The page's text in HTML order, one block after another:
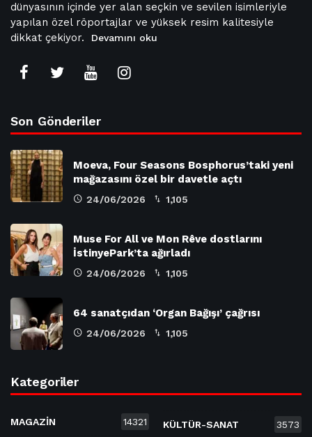
dünyasının içinde yer alan seçkin ve sevilen isimleriyle
yapılan özel röportajlar ve yüksek resim kalitesiyle
dikkat çekiyor.
Devamını oku
Son Gönderiler
Moeva, Four Seasons Bosphorus’taki yeni
mağazasını özel bir davetle açtı
24/06/2026 1,105
Muse For All ve Mon Rêve dostlarını
İstinyePark’ta ağırladı
24/06/2026 1,105
64 sanatçıdan ‘Organ Bağışı’ çağrısı
24/06/2026 1,105
Kategoriler
MAGAZİN 14321 KÜLTÜR-SANAT 3573